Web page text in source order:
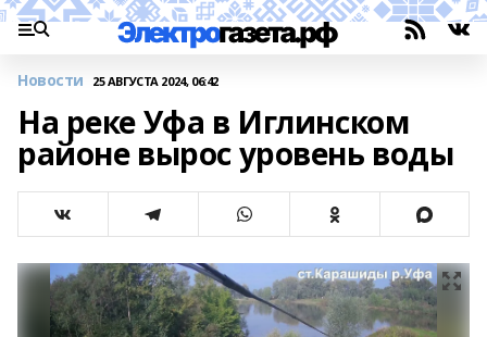
Новости 25 АВГУСТА 2024, 06:42
На реке Уфа в Иглинском
районе вырос уровень воды